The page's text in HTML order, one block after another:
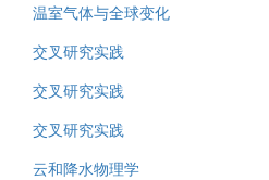
温室气体与全球变化
交叉研究实践
交叉研究实践
交叉研究实践
云和降水物理学